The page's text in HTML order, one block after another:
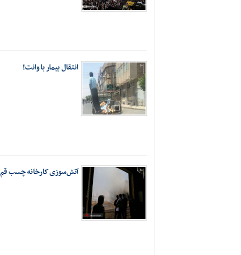
انتقال بیمار با وانت!
آتش‌سوزی کارخانه چسب قم